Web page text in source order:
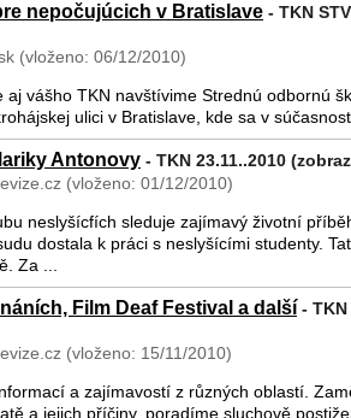
nepočujúcich v Bratislave - TKN
(vloženo: 06/12/2010)
vášho TKN navštívime Strednú odbornú
ulici v Bratislave, kde sa v
Antonovy - TKN 23.11..2010
(vloženo: 01/12/2010)
neslyšícfích sleduje zajímavý životní
dostala k práci s neslyšícími studenty.
Za ...
Film Deaf Festival a další - TKN
(vloženo: 15/11/2010)
a zajímavostí z různých oblastí.
a jejich příčiny, poradíme sluchově